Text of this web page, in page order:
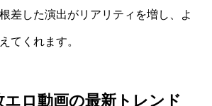
差した演出がリアリティを増し、よ
てくれます。
エロ動画の最新トレンド